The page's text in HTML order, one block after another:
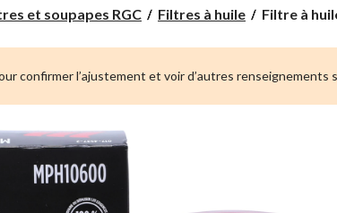
et soupapes RGC Filtres à huile
Filtre
huile
MPH10600
Filtre à
confirmer l’ajustement et voir d’autres renseignements